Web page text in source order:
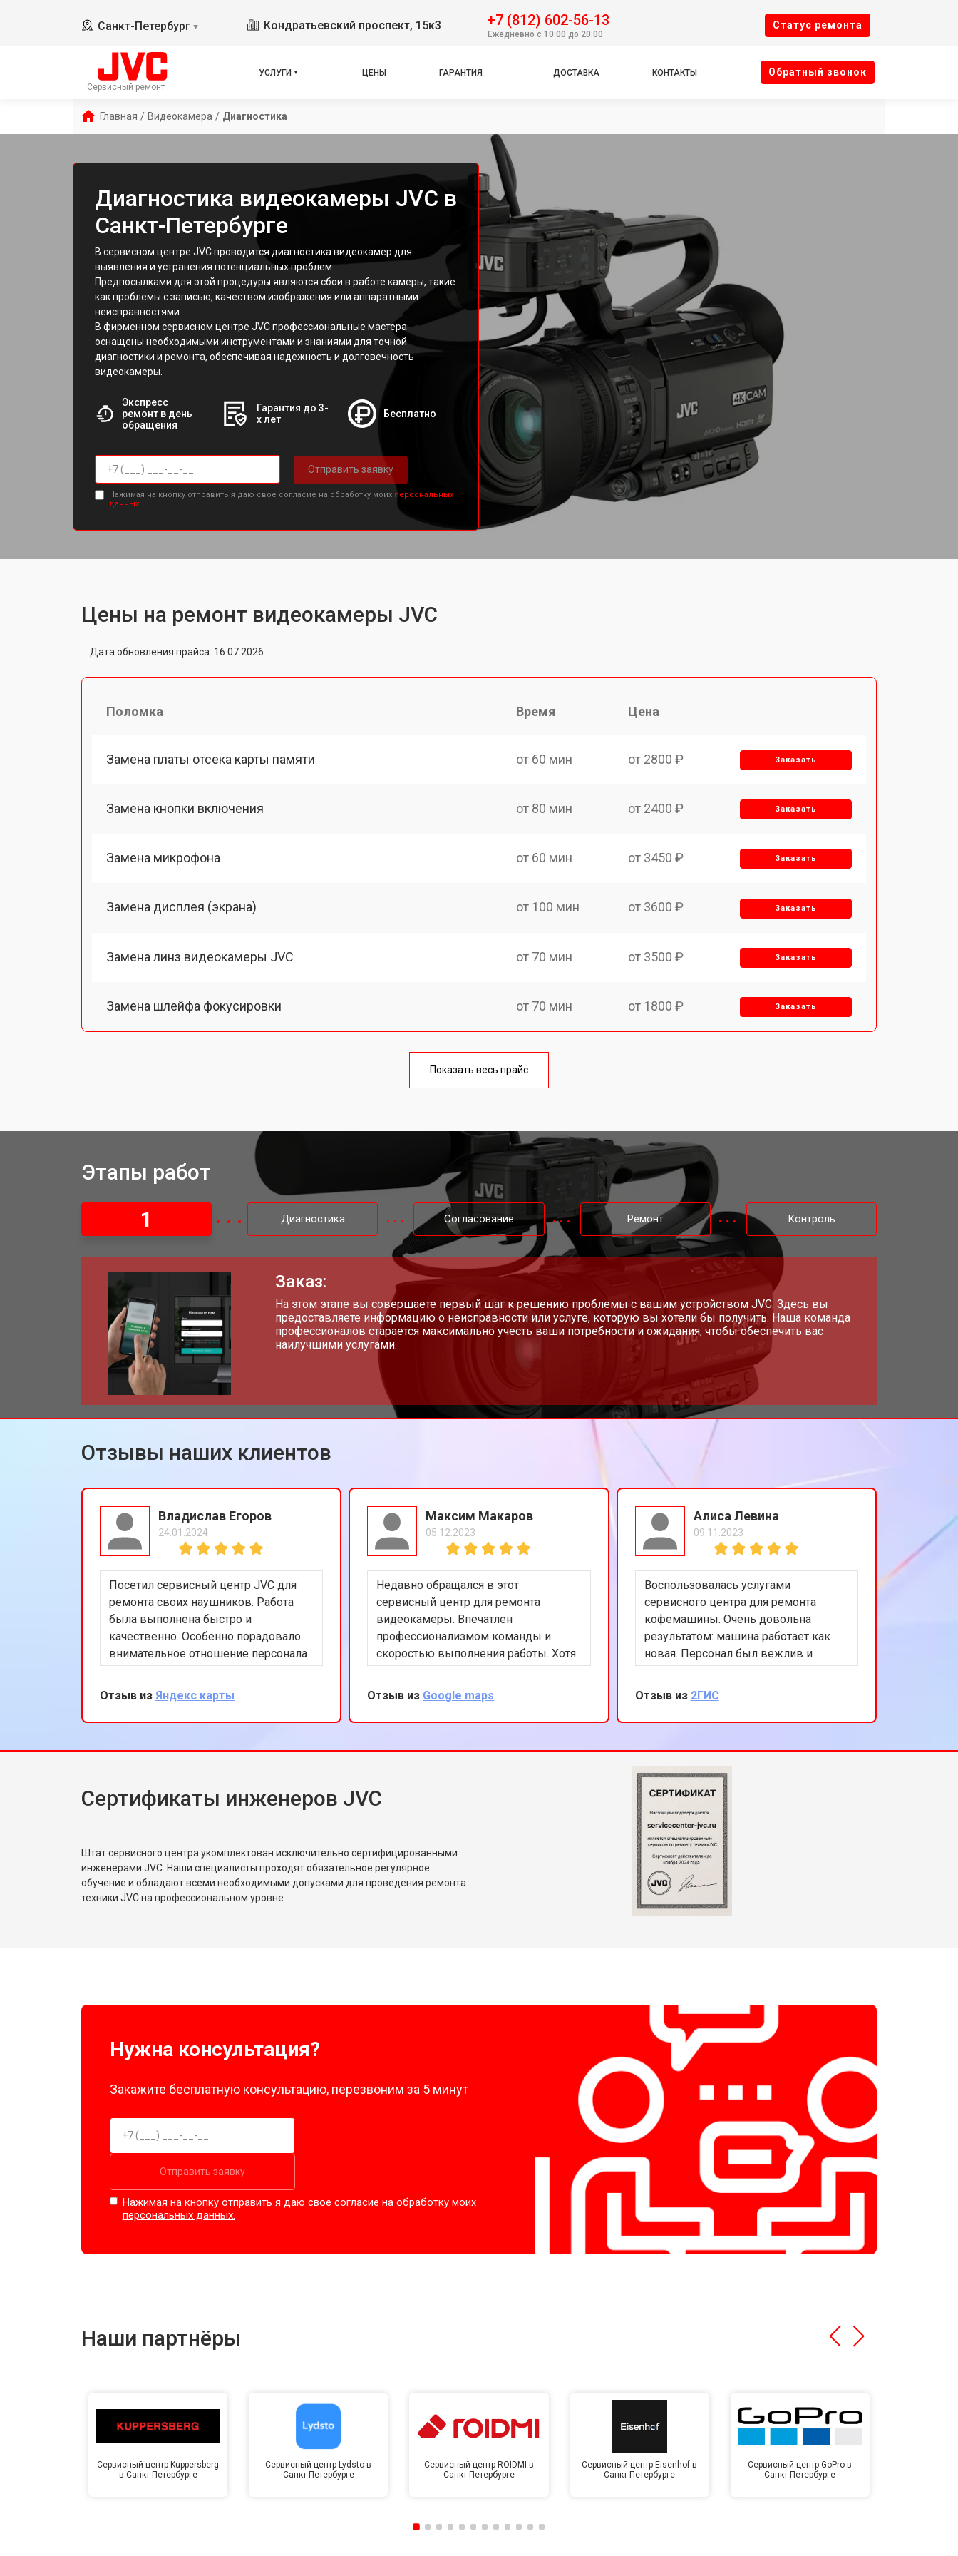
Санкт-Петербург ▼ Кондратьевский проспект, 15к3 +7 (812) 602-56-13
Ежедневно с 10:00 до 20:00
Cтатус ремонта
Сервисный ремонт
УСЛУГИ ЦЕНЫ ГАРАНТИЯ ДОСТАВКА КОНТАКТЫ Oбратный звонок
Главная / Видеокамера / Диагностика
Диагностика видеокамеры JVC в
Санкт-Петербурге
В сервисном центре JVC проводится диагностика видеокамер для
выявления и устранения потенциальных проблем.
Предпосылками для этой процедуры являются сбои в работе камеры, такие
как проблемы с записью, качеством изображения или аппаратными
неисправностями.
В фирменном сервисном центре JVC профессиональные мастера
оснащены необходимыми инструментами и знаниями для точной
диагностики и ремонта, обеспечивая надежность и долговечность
видеокамеры.
Экспресс
ремонт в день
обращения
Гарантия до 3-
х лет
Бесплатно
Отправить заявку
Нажимая на кнопку отправить я даю свое согласие на обработку моих персональных
данных.
Цены на ремонт видеокамеры JVC
Дата обновления прайса: 16.07.2026
Поломка Время Цена
Замена платы отсека карты памяти от 60 мин от 2800 ₽ Заказать
Замена кнопки включения от 80 мин от 2400 ₽ Заказать
Замена микрофона от 60 мин от 3450 ₽ Заказать
Замена дисплея (экрана) от 100 мин от 3600 ₽ Заказать
Замена линз видеокамеры JVC от 70 мин от 3500 ₽ Заказать
Замена шлейфа фокусировки от 70 мин от 1800 ₽ Заказать
от 60 мин
Показать весь прайс
Этапы работ
1
Диагностика Согласование Ремонт Контроль
Заказ:
На этом этапе вы совершаете первый шаг к решению проблемы с вашим устройством JVC. Здесь вы
предоставляете информацию о неисправности или услуге, которую вы хотели бы получить. Наша команда
профессионалов старается максимально учесть ваши потребности и ожидания, чтобы обеспечить вас
наилучшими услугами.
Отзывы наших клиентов
Владислав Егоров
24.01.2024
Посетил сервисный центр JVC для
ремонта своих наушников. Работа
была выполнена быстро и
качественно. Особенно порадовало
внимательное отношение персонала
и разумные цены. Рекомендую этот
сервис всем, кто ищет надежный
ремонт аудиотехники.
Отзыв из Яндекс карты
Максим Макаров
05.12.2023
Недавно обращался в этот
сервисный центр для ремонта
видеокамеры. Впечатлен
профессионализмом команды и
скоростью выполнения работы. Хотя
это и не официальный сервис JVC,
качество услуг на высоком уровне.
Буду рекомендовать друзьям.
Отзыв из Google maps
Алиса Левина
09.11.2023
Воспользовалась услугами
сервисного центра для ремонта
кофемашины. Очень довольна
результатом: машина работает как
новая. Персонал был вежлив и
компетентен, а цены приемлемы.
Спасибо за отличную работу!
Отзыв из 2ГИС
Сертификаты инженеров JVC
Штат сервисного центра укомплектован исключительно сертифицированными
инженерами JVC. Наши специалисты проходят обязательное регулярное
обучение и обладают всеми необходимыми допусками для проведения ремонта
техники JVC на профессиональном уровне.
Нужна консультация?
Закажите бесплатную консультацию, перезвоним за 5 минут
Отправить заявку
Нажимая на кнопку отправить я даю свое согласие на обработку моих
персональных данных.
Наши партнёры
Сервисный центр Kuppersberg
в Санкт-Петербурге
Сервисный центр Lydsto в
Санкт-Петербурге
Сервисный центр ROIDMI в
Санкт-Петербурге
Сервисный центр Eisenhof в
Санкт-Петербурге
Сервисный центр GoPro в
Санкт-Петербурге